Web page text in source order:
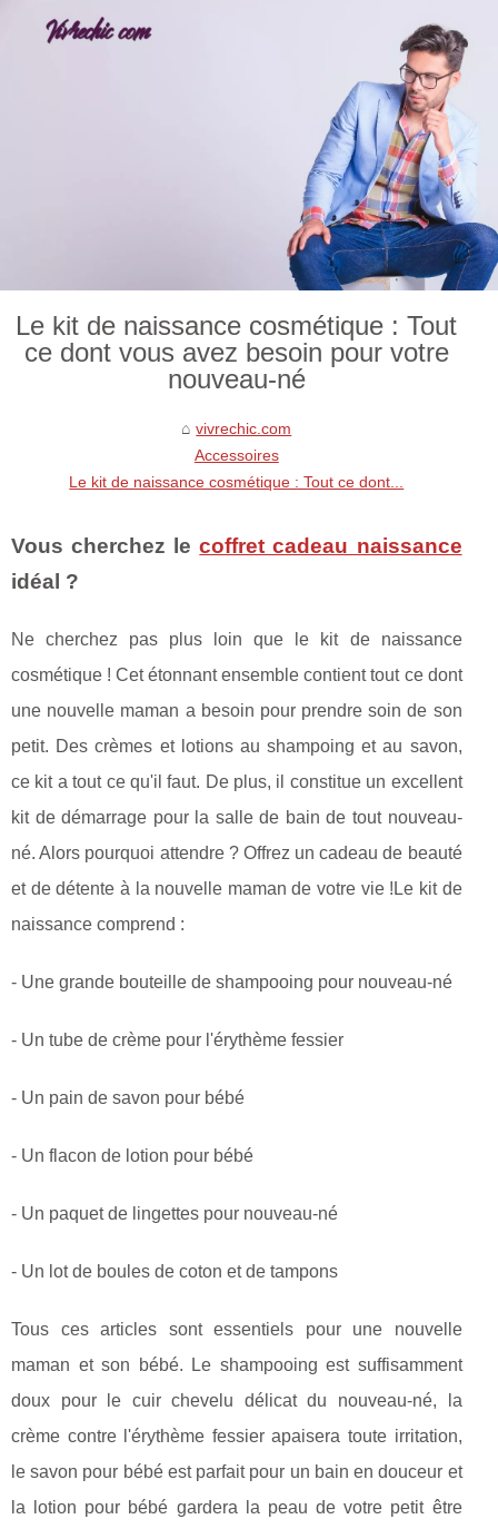
Le kit de naissance cosmétique : Tout
ce dont vous avez besoin pour votre
nouveau-né
vivrechic.com
Accessoires
Le kit de naissance cosmétique : Tout ce dont...
Vous cherchez lecoffret cadeau naissance
idéal ?
Ne cherchez pas plus loin que le kit de naissance
cosmétique ! Cet étonnant ensemble contient tout ce dont
une nouvelle maman a besoin pour prendre soin de son
petit. Des crèmes et lotions au shampoing et au savon,
ce kit a tout ce qu'il faut. De plus, il constitue un excellent
kit de démarrage pour la salle de bain de tout nouveau-
né. Alors pourquoi attendre ? Offrez un cadeau de beauté
et de détente à la nouvelle maman de votre vie !Le kit de
naissance comprend :
- Une grande bouteille de shampooing pour nouveau-né
- Un tube de crème pour l'érythème fessier
- Un pain de savon pour bébé
- Un flacon de lotion pour bébé
- Un paquet de lingettes pour nouveau-né
- Un lot de boules de coton et de tampons
Tous ces articles sont essentiels pour une nouvelle
maman et son bébé. Le shampooing est suffisamment
doux pour le cuir chevelu délicat du nouveau-né, la
crème contre l'érythème fessier apaisera toute irritation,
le savon pour bébé est parfait pour un bain en douceur et
la lotion pour bébé gardera la peau de votre petit être